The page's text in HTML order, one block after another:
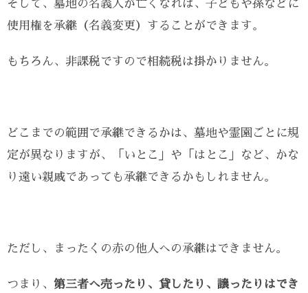
そして、墓地の名義人が亡くなれば、子どもや孫などに
使用権を承継（名義変更）することができます。
もちろん、非課税ですので相続税は掛かりません。
どこまでの範囲で承継できるかは、墓地や霊園ごとに規
定が異なりますが、「いとこ」や「はとこ」など、かな
り遠い親戚であっても承継できるかもしれません。
ただし、まったくの赤の他人への承継はできません。
つまり、 第三者へ売ったり、貸したり、譲ったりはでき